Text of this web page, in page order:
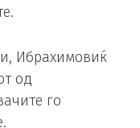
Ибрахимовиќ
од
го